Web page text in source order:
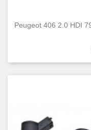
Peugeot 406 2.0 HDI